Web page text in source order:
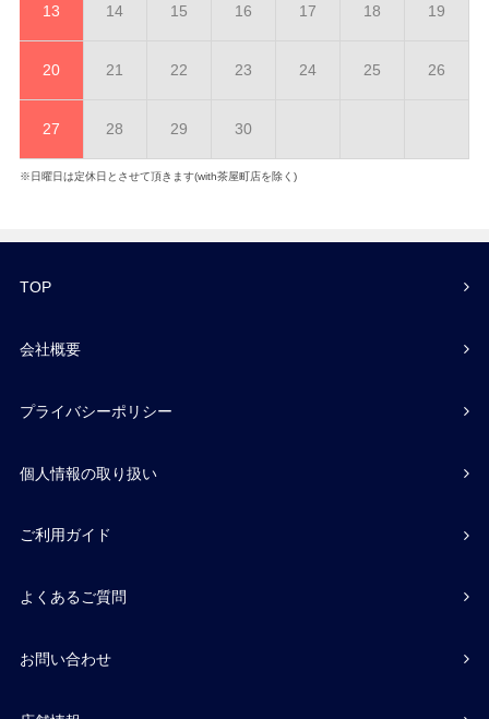
13 14 15 16 17 18 19
20 21 22 23 24 25 26
27 28 29 30
※日曜日は定休日とさせて頂きます(with茶屋町店を除く)
TOP
会社概要
プライバシーポリシー
個人情報の取り扱い
ご利用ガイド
よくあるご質問
お問い合わせ